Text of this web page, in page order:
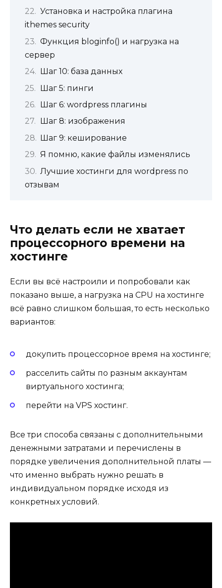
Установка и настройка плагина
ithemes security
Функция bloginfo() и нагрузка на
сервер
Шаг 10: база данных
Шаг 5: пинги
Шаг 6: wordpress плагины
Шаг 8: изображения
Шаг 9: кеширование
Я помню, какие файлы изменялись
Лучшие хостинги для wordpress по
отзывам
Что делать если не хватает
процессорного времени на
хостинге
Если вы всё настроили и попробовали как
показано выше, а нагрузка на CPU на хостинге
всё равно слишком большая, то есть несколько
вариантов:
докупить процессорное время на хостинге;
расселить сайты по разным аккаунтам
виртуального хостинга;
перейти на VPS хостинг.
Все три способа связаны с дополнительными
денежными затратами и перечислены в
порядке увеличения дополнительной платы —
что именно выбрать нужно решать в
индивидуальном порядке исходя из
конкретных условий.